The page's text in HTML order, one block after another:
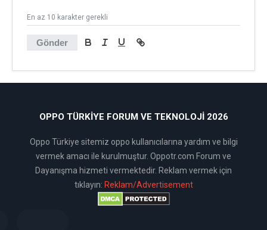
Gönder
En az 10 karakter gerekli
OPPO TÜRKIYE FORUM VE TEKNOLOJI 2026
Oppo Türkiye sitemiz oppo kullanıcılarına yardım ve bilgi
vermek amacı ile kurulmuştur. Oppotr.com Forum ve
Dayanışma hizmeti vermektedir. Reklam vermek için
tıklayın: Reklam/Advertisement